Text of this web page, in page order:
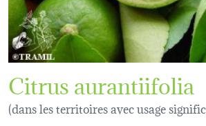
Citrus aurantiifolia
(dans les territoires avec usage